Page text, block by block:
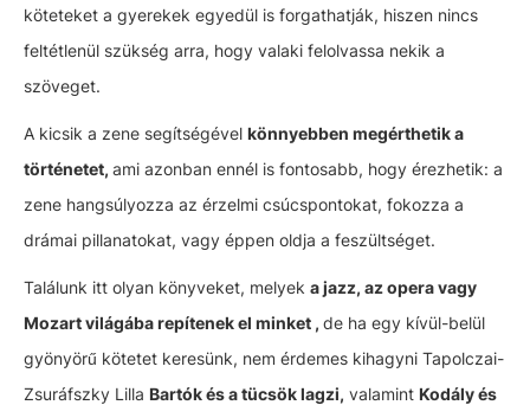
köteteket a gyerekek egyedül is forgathatják, hiszen nincs
feltétlenül szükség arra, hogy valaki felolvassa nekik a
szöveget.
A kicsik a zene segítségével könnyebben megérthetik a
történetet, ami azonban ennél is fontosabb, hogy érezhetik: a
zene hangsúlyozza az érzelmi csúcspontokat, fokozza a
drámai pillanatokat, vagy éppen oldja a feszültséget.
Találunk itt olyan könyveket, melyek a jazz, az opera vagy
Mozart világába repítenek el minket , de ha egy kívül-belül
gyönyörű kötetet keresünk, nem érdemes kihagyni Tapolczai-
Zsuráfszky Lilla Bartók és a tücsök lagzi, valamint Kodály és